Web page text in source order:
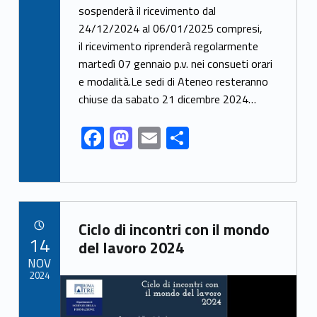
e
b
o
o
k
to
d
o
n
ai
l
ar
e
sospenderà il ricevimento dal
24/12/2024 al 06/01/2025 compresi,
il ricevimento riprenderà regolarmente
martedì 07 gennaio p.v. nei consueti orari
e modalità.Le sedi di Ateneo resteranno
chiuse da sabato 21 dicembre 2024…
F
ac
e
b
o
o
k
M
as
to
d
o
n
E
m
ai
l
S
ar
e
Link identifier archive #link-archive-65006
Ciclo di incontri con il mondo
del lavoro 2024
Link identifier archive #link-archive-thumb-soap-33401
14
NOV
2024